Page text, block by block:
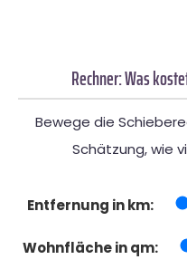
Rechner: Was
Bewege die
Schätzung, wie
Entfernung in km:
Wohnfläche in qm: